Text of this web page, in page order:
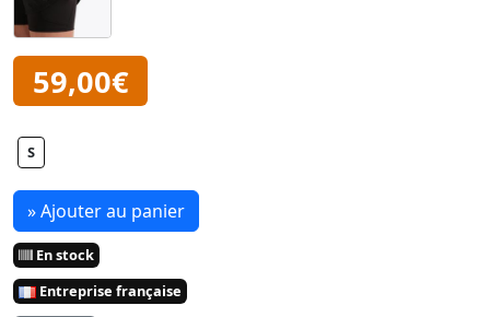
59,00€
S
» Ajouter au panier
En stock
Entreprise française